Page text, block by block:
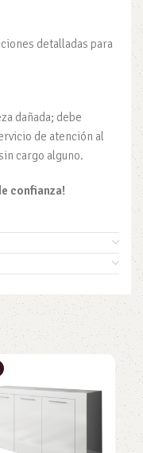
detalladas para
dañada; debe
de atención al
cargo alguno.
confianza!